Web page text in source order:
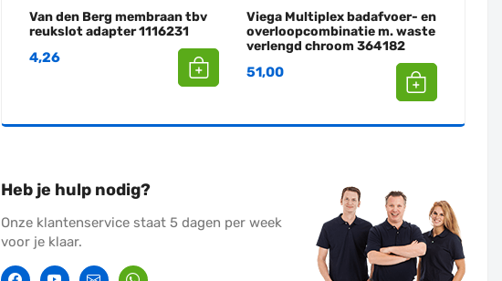
Van den Berg membraan tbv
reukslot adapter 1116231
4,26
Viega Multiplex badafvoer- en
overloopcombinatie m. waste
verlengd chroom 364182
51,00
Heb je hulp nodig?
Onze klantenservice staat 5 dagen per week
voor je klaar.
FacebookTwitterContactWhatssapp